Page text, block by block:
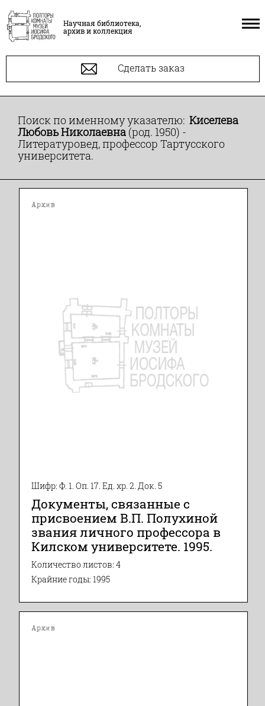
Научная библиотека,
архив и коллекция
Сделать заказ
Поиск по именному указателю: Киселева
Любовь Николаевна (род. 1950) -
Литературовед, профессор Тартусского
университета.
Архив
Шифр: Ф. 1. Оп. 17. Ед. хр. 2. Док. 5
Документы, связанные с
присвоением В.П. Полухиной
звания личного профессора в
Килском университете. 1995.
Количество листов: 4
Крайние годы: 1995
Архив